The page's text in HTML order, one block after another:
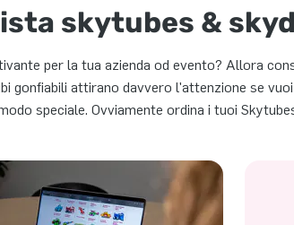
skytubes &
per la tua azienda od evento? Allora
gonfiabili attirano davvero l'attenzione se
speciale. Ovviamente ordina i tuoi